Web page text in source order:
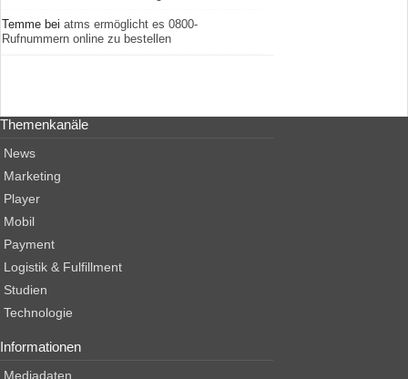
Temme bei atms ermöglicht es 0800-
Rufnummern online zu bestellen
Themenkanäle
News
Marketing
Player
Mobil
Payment
Logistik & Fulfillment
Studien
Technologie
Informationen
Mediadaten